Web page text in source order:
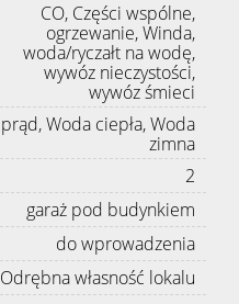
CO, Części wspólne,
ogrzewanie, Winda,
woda/ryczałt na wodę,
wywóz nieczystości,
wywóz śmieci
prąd, Woda ciepła, Woda
zimna
2
garaż pod budynkiem
do wprowadzenia
Odrębna własność lokalu